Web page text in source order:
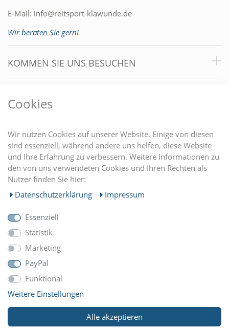
E-Mail: info@reitsport-klawunde.de
Wir beraten Sie gern!
KOMMEN SIE UNS BESUCHEN
EINKAUFEN
MEIN KONTO
UNTERNEHMEN
ZAHLUNGARTEN
WIR VERSCHICKEN MIT
Cookies
Wir nutzen Cookies auf unserer Website. Einige von diesen
sind essenziell, während andere uns helfen, diese Website
und Ihre Erfahrung zu verbessern. Weitere Informationen zu
den von uns verwendeten Cookies und Ihren Rechten als
Nutzer finden Sie hier:
Daten­schutz­erklärung
Impressum
Essenziell
Statistik
Marketing
PayPal
Funktional
Weitere Einstellungen
Alle akzeptieren